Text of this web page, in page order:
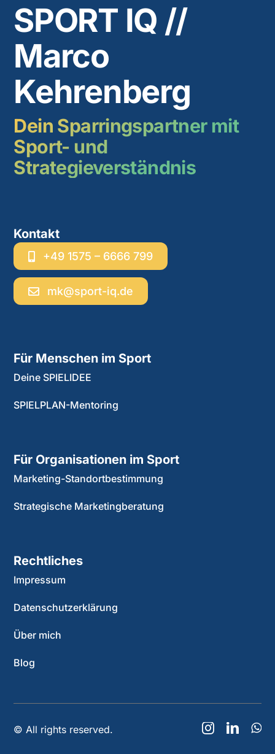
SPORT IQ //
Marco
Kehrenberg
Dein Sparringspartner mit
Sport- und
Strategieverständnis
Kontakt
+49 1575 – 6666 799
mk@sport-iq.de
Für Menschen im Sport
Deine SPIELIDEE
SPIELPLAN-Mentoring
Für Organisationen im Sport
Marketing-Standortbestimmung
Strategische Marketingberatung
Rechtliches
Impressum
Datenschutzerklärung
Über mich
Blog
© All rights reserved.